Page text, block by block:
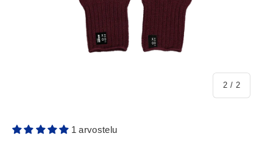
2 / /2
1 arvostelu